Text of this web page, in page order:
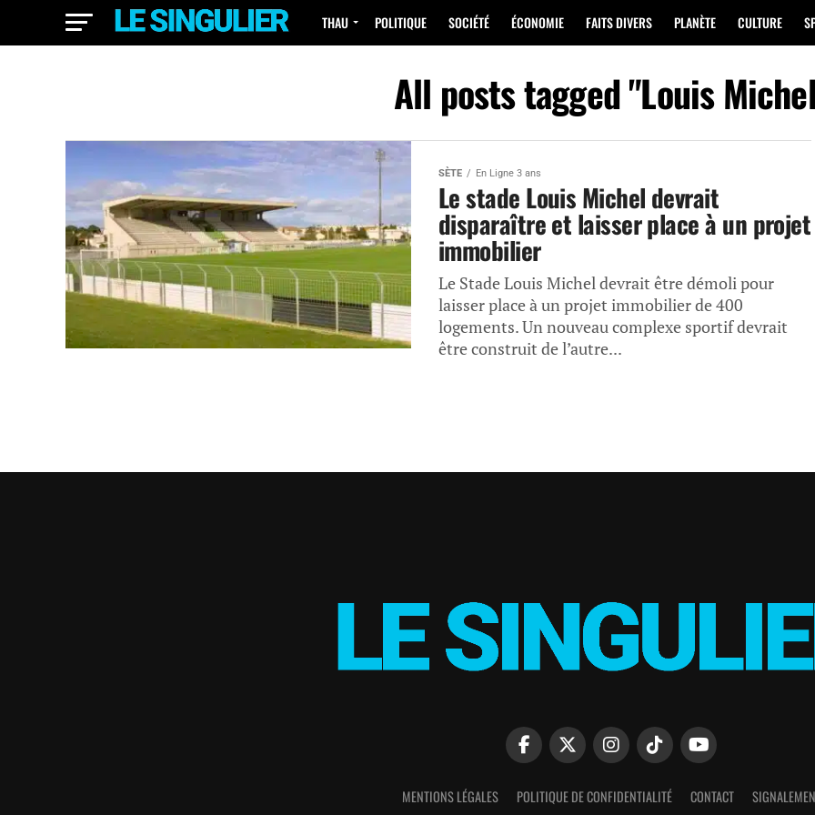
THAU POLITIQUE SOCIÉTÉ ÉCONOMIE FAITS DIVERS PLANÈTE CULTURE
All posts tagged "Louis
SÈTE En Ligne 3 ans
Le stade Louis Michel devrait
disparaître et laisser place à un projet
immobilier
Le Stade Louis Michel devrait être démoli pour
laisser place à un projet immobilier de 400
logements. Un nouveau complexe sportif devrait
être construit de l’autre...
MENTIONS LÉGALES POLITIQUE DE CONFIDENTIALITÉ CONTACT